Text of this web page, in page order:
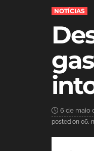
NOTÍCIAS
6 de maio
posted on 06,